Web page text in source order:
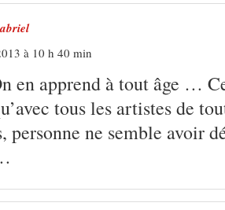
à 10 h 40 min
en apprend à tout âge …
tous les artistes de
personne ne semble avoir